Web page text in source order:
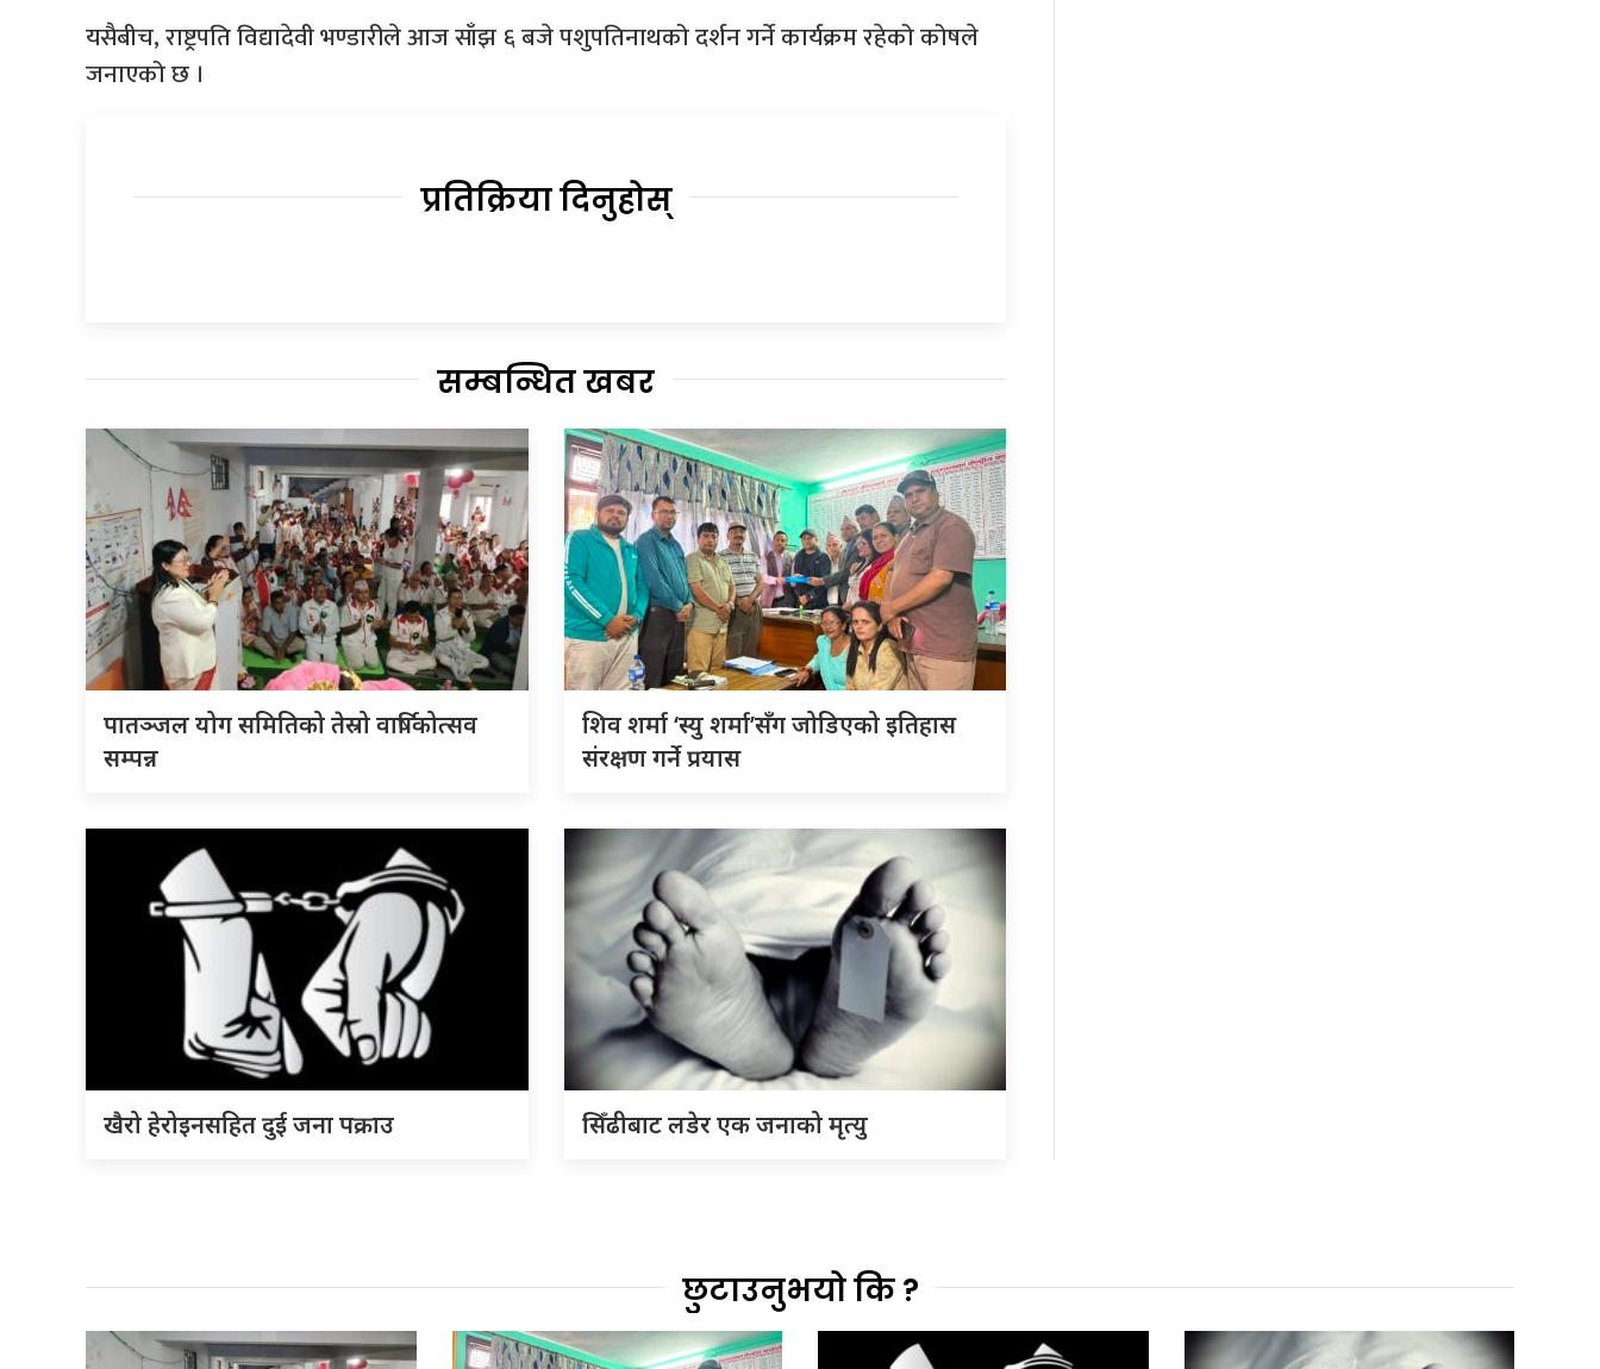
यसैबीच, राष्ट्रपति विद्यादेवी भण्डारीले आज साँझ ६ बजे पशुपतिनाथको दर्शन गर्ने कार्यक्रम रहेको कोषले
जनाएको छ ।
प्रतिक्रिया दिनुहोस्
सम्बन्धित खबर
पातञ्जल योग समितिको तेस्रो वार्षिकोत्सव
सम्पन्न
शिव शर्मा ‘स्यु शर्मा’सँग जोडिएको इतिहास
संरक्षण गर्ने प्रयास
खैरो हेरोइनसहित दुई जना पक्राउ सिँढीबाट लडेर एक जनाको मृत्यु
छुटाउनुभयो कि ?